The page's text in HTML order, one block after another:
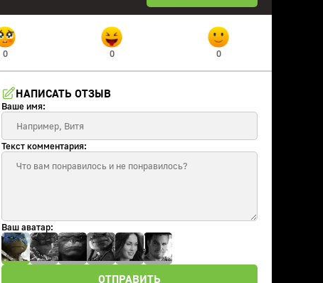
0 0 0
НАПИСАТЬ ОТЗЫВ
Ваше имя:
Текст комментария:
Ваш аватар:
ОТПРАВИТЬ